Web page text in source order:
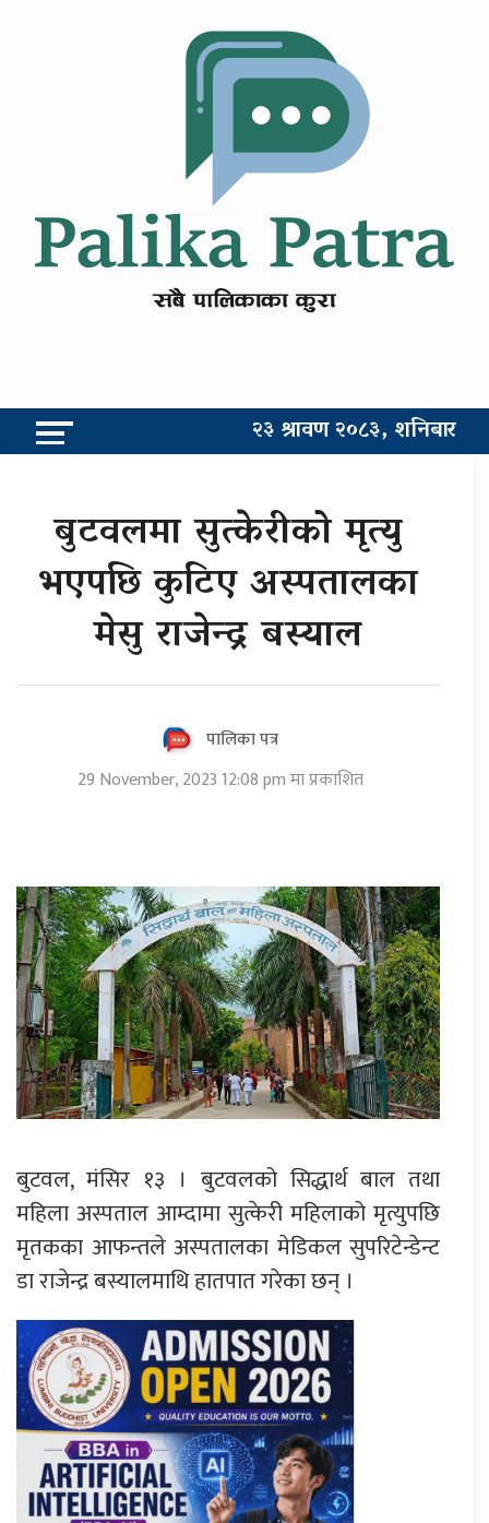
२३ श्रावण २०८३, शनिबार
बुटवलमा सुत्केरीको मृत्यु
भएपछि कुटिए अस्पतालका
मेसु राजेन्द्र बस्याल
पालिका पत्र
29 November, 2023 12:08 pm मा प्रकाशित
बुटवल, मंसिर १३ । बुटवलको सिद्धार्थ बाल तथा
महिला अस्पताल आम्दामा सुत्केरी महिलाको मृत्युपछि
मृतकका आफन्तले अस्पतालका मेडिकल सुपरिटेन्डेन्ट
डा राजेन्द्र बस्यालमाथि हातपात गरेका छन् ।